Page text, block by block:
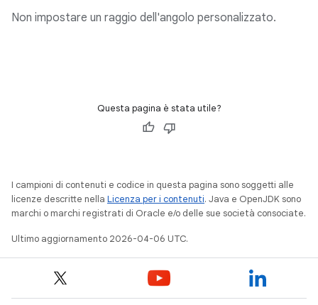
Non impostare un raggio dell'angolo personalizzato.
Questa pagina è stata utile?
I campioni di contenuti e codice in questa pagina sono soggetti alle
licenze descritte nella Licenza per i contenuti. Java e OpenJDK sono
marchi o marchi registrati di Oracle e/o delle sue società consociate.
Ultimo aggiornamento 2026-04-06 UTC.